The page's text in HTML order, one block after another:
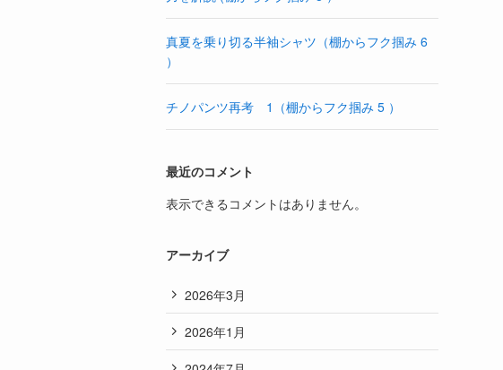
真夏を乗り切る半袖シャツ（棚からフク掴み 6
）
チノパンツ再考 1（棚からフク掴み 5 ）
最近のコメント
表示できるコメントはありません。
アーカイブ
2026年3月
2026年1月